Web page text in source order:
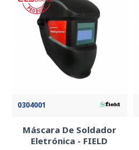
0304001
Máscara De Soldador
Eletrónica - FIELD